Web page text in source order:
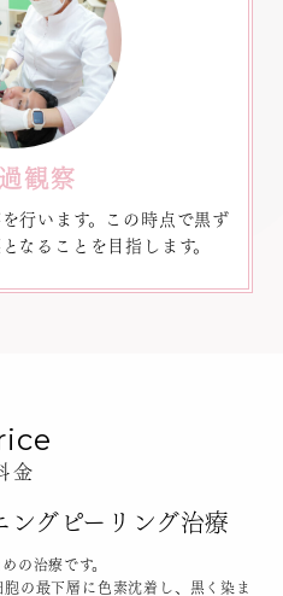
観察
行います。この時点で黒ず
なることを目指します。
金
ングピーリング治療
の治療です。
の最下層に色素沈着し、黒く染ま